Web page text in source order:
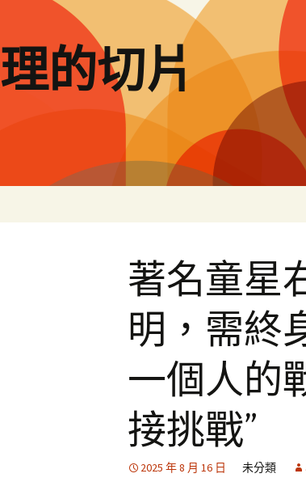
的切片
著名童星
明，需終
一個人的
接挑戰”
2025 年 8 月 16 日 未分類